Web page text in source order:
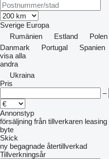
Sverige Europa
Rumänien
Estland Polen
Danmark
Portugal
Spanien
visa alla
andra
Ukraina
Pris
–
Annonstyp
försäljning från tillverkaren leasing
byte
Skick
ny begagnade återtillverkad
Tillverkningsår